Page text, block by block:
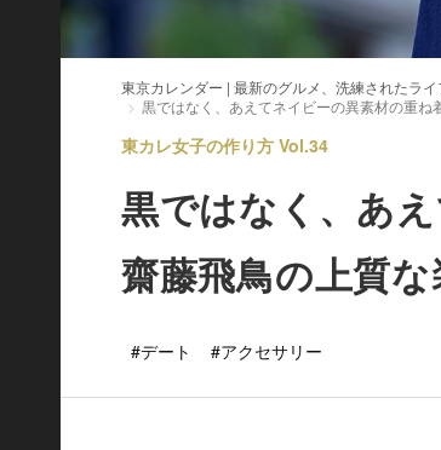
東京カレンダー | 最新のグルメ、洗練されたラ
黒ではなく、あえてネイビーの異素材の重ね
東カレ女子の作り方 Vol.34
黒ではなく、あ
齋藤飛鳥の上質な
#デート #アクセサリー